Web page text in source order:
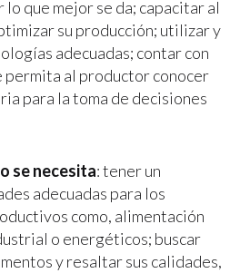
que mejor se da; capacitar al
su producción; utilizar y
adecuadas; contar con
permita al productor conocer
para la toma de decisiones
se necesita: tener un
adecuadas para los
como, alimentación
o energéticos; buscar
y resaltar sus calidades,